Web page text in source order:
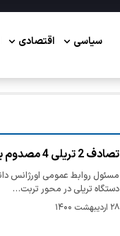
سیاسی اقتصادی
تصادف 2 تریلی 4 مصدوم برجای گذاشت
دستگاه تریلی در محور تربت‌…
۲۸ اردیبهشت ۱۴۰۰